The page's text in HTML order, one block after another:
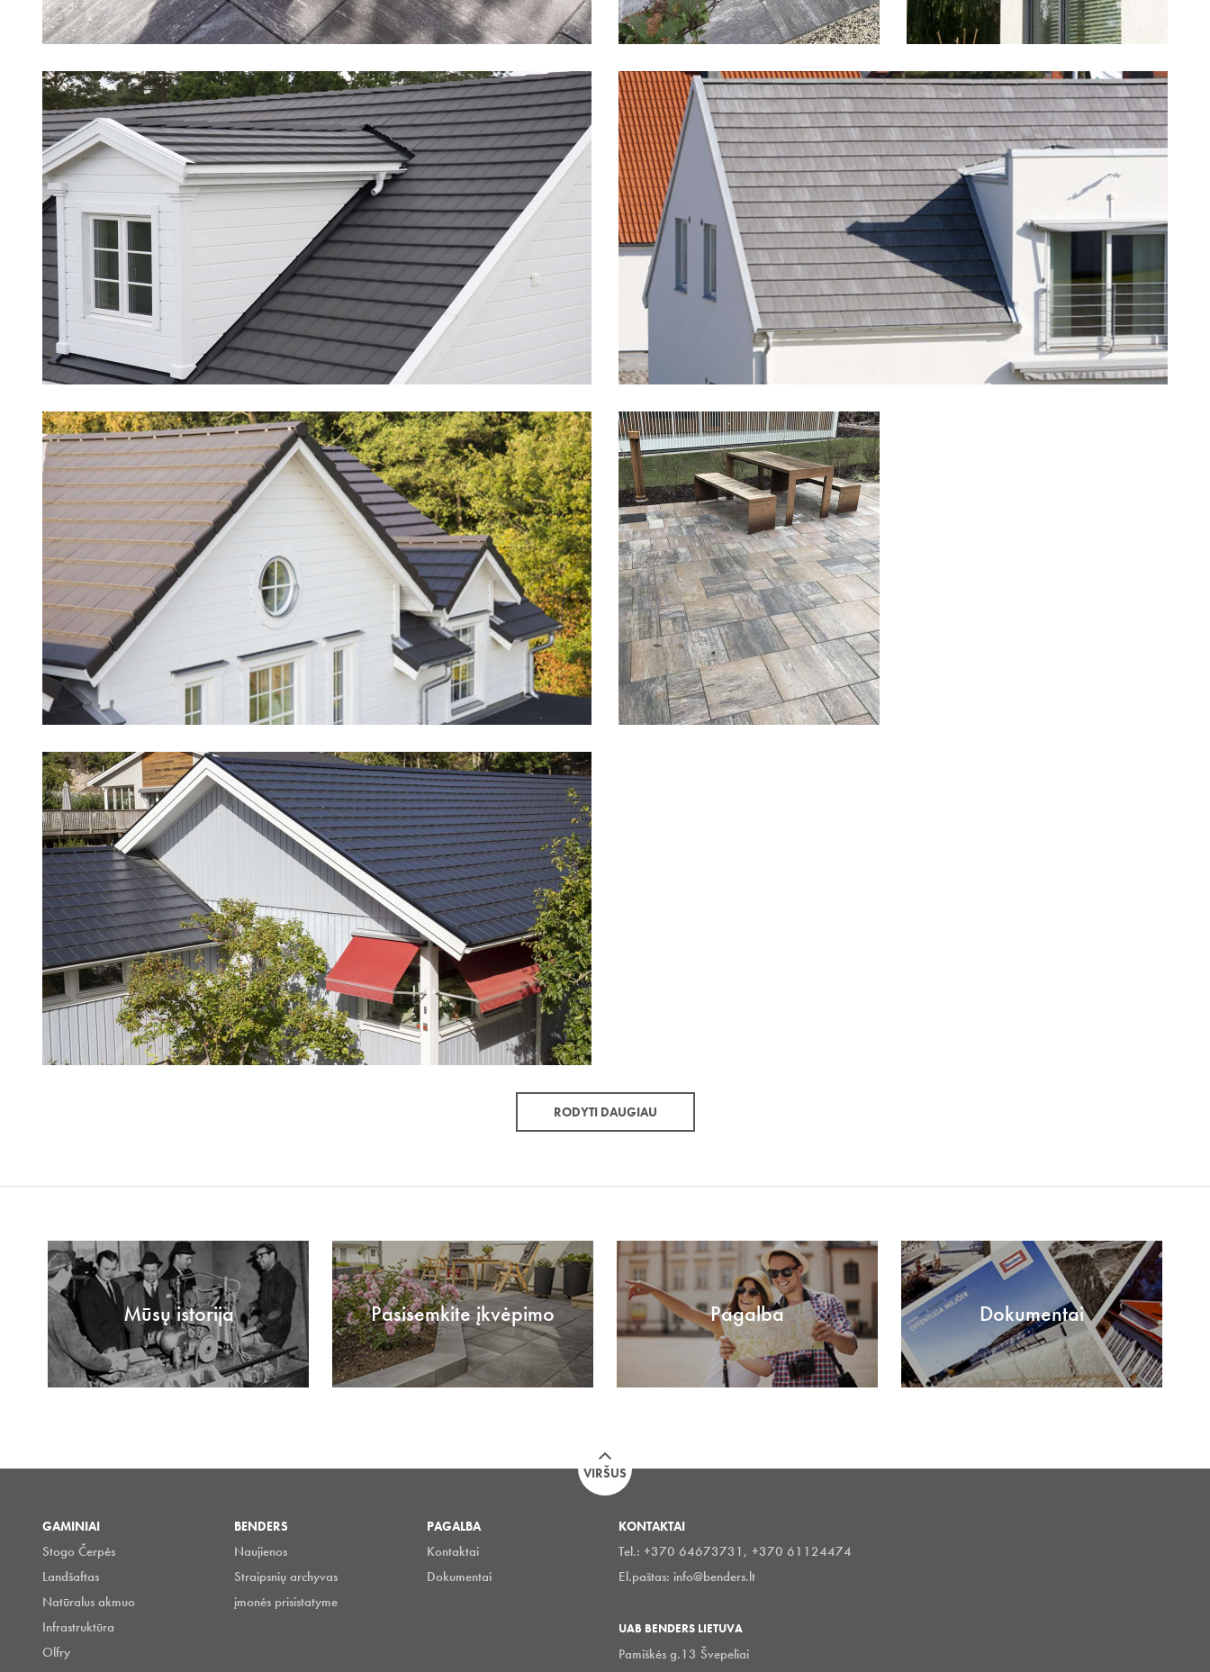
RODYTI DAUGIAU
Mūsų istorija Pasisemkite įkvėpimo Pagalba Dokumentai
VIRŠUS
GAMINIAI
Stogo Čerpės
Landšaftas
Natūralus akmuo
Infrastruktūra
Olfry
BENDERS
Naujienos
Straipsnių archyvas
įmonės prisistatyme
PAGALBA
Kontaktai
Dokumentai
KONTAKTAI
Tel.: +370 64673731, +370 61124474
El.paštas: info@benders.lt
UAB BENDERS LIETUVA
Pamiškės g.13 Švepeliai